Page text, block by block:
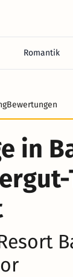
Romantik
Bewertungen
in